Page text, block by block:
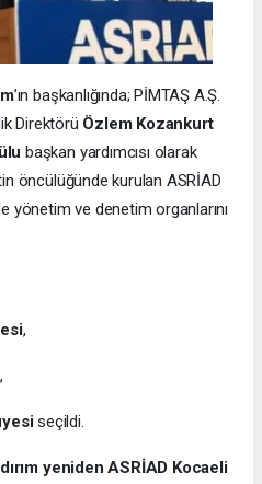
’ın başkanlığında; PİMTAŞ A.Ş.
Direktörü Özlem Kozankurt
başkan yardımcısı olarak
öncülüğünde kurulan ASRİAD
yönetim ve denetim organlarını
,
,
seçildi.
yeniden ASRİAD Kocaeli